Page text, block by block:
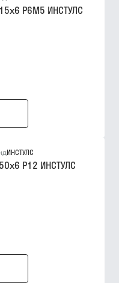
Р6М5 ИНСТУЛС
ИНСТУЛС
Р12 ИНСТУЛС